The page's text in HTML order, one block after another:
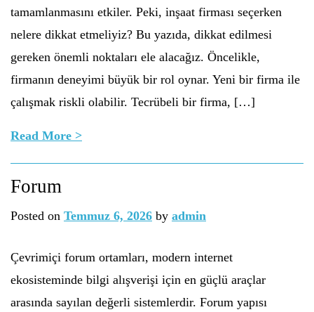
tamamlanmasını etkiler. Peki, inşaat firması seçerken
nelere dikkat etmeliyiz? Bu yazıda, dikkat edilmesi
gereken önemli noktaları ele alacağız. Öncelikle,
firmanın deneyimi büyük bir rol oynar. Yeni bir firma ile
çalışmak riskli olabilir. Tecrübeli bir firma, […]
Read More >
Forum
Posted on Temmuz 6, 2026 by admin
Çevrimiçi forum ortamları, modern internet
ekosisteminde bilgi alışverişi için en güçlü araçlar
arasında sayılan değerli sistemlerdir. Forum yapısı